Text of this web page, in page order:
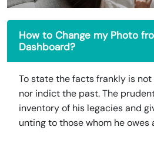
How to Change my Photo
Dashboard?
To state the facts frankly is
nor indict the past. The
inventory of his legacies and
unting to those whom he